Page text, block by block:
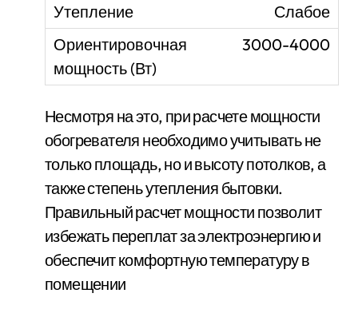
Слабое
3000-4000
Несмотря на это, при расчете мощности
обогревателя необходимо учитывать не
только площадь, но и высоту потолков, а
также степень утепления бытовки.
Правильный расчет мощности позволит
избежать переплат за электроэнергию и
обеспечит комфортную температуру в
помещении